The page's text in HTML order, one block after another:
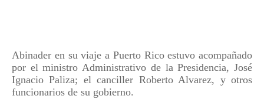
Abinader en su viaje a Puerto Rico estuvo acompañado
por el ministro Administrativo de la Presidencia, José
Ignacio Paliza; el canciller Roberto Alvarez, y otros
funcionarios de su gobierno.